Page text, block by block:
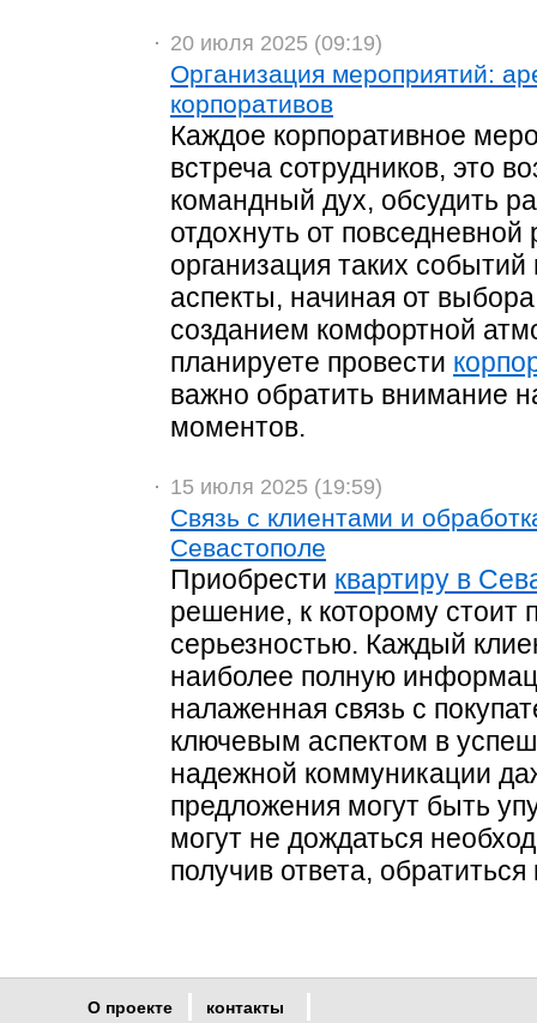
20 июля 2025 (09:19)
Организация мероприятий:
корпоративов
Каждое корпоративное
встреча сотрудников, это
командный дух, обсудить
отдохнуть от
организация таких
аспекты, начиная от
созданием комфортной
планируете провести
важно обратить внимание
моментов.
15 июля 2025 (19:59)
Связь с клиентами и
Севастополе
Приобрести квартиру в
решение, к которому стоит
серьезностью. Каждый
наиболее полную
налаженная связь с
ключевым аспектом в
надежной коммуникации
предложения могут быть
могут не дождаться
получив ответа,
О проекте контакты